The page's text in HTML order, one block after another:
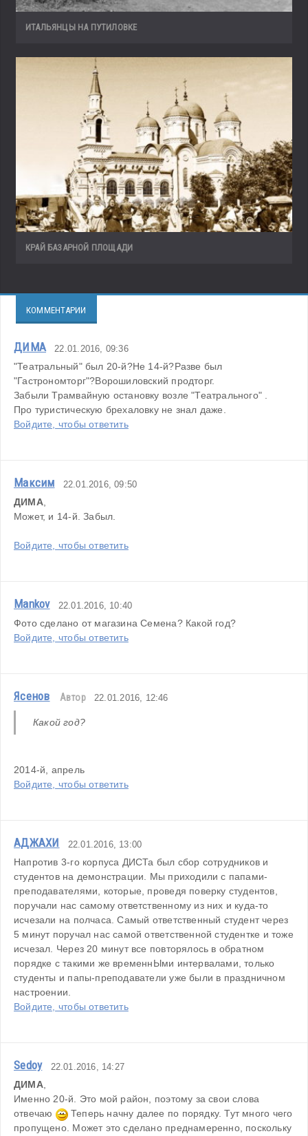
ИТАЛЬЯНЦЫ НА ПУТИЛОВКЕ
КРАЙ БАЗАРНОЙ ПЛОЩАДИ
КОММЕНТАРИИ
ДИМА 22.01.2016, 09:36
"Театральный" был 20-й?Не 14-й?Разве был
"Гастрономторг"?Ворошиловский продторг.
Забыли Трамвайную остановку возле "Театрального" .
Про туристическую брехаловку не знал даже.
Войдите, чтобы ответить
Максим 22.01.2016, 09:50
ДИМА,
Может, и 14-й. Забыл.
Войдите, чтобы ответить
Mankov 22.01.2016, 10:40
Фото сделано от магазина Семена? Какой год?
Войдите, чтобы ответить
Ясенов Автор 22.01.2016, 12:46
Какой год?
2014-й, апрель
Войдите, чтобы ответить
АДЖАХИ 22.01.2016, 13:00
Напротив 3-го корпуса ДИСТа был сбор сотрудников и
студентов на демонстрации. Мы приходили с папами-
преподавателями, которые, проведя поверку студентов,
поручали нас самому ответственному из них и куда-то
исчезали на полчаса. Самый ответственный студент через
5 минут поручал нас самой ответственной студентке и тоже
исчезал. Через 20 минут все повторялось в обратном
порядке с такими же временнЫми интервалами, только
студенты и папы-преподаватели уже были в праздничном
настроении.
Войдите, чтобы ответить
Sedoy 22.01.2016, 14:27
ДИМА,
Именно 20-й. Это мой район, поэтому за свои слова
отвечаю
Теперь начну далее по порядку. Тут много чего
пропущено. Может это сделано преднамеренно, поскольку